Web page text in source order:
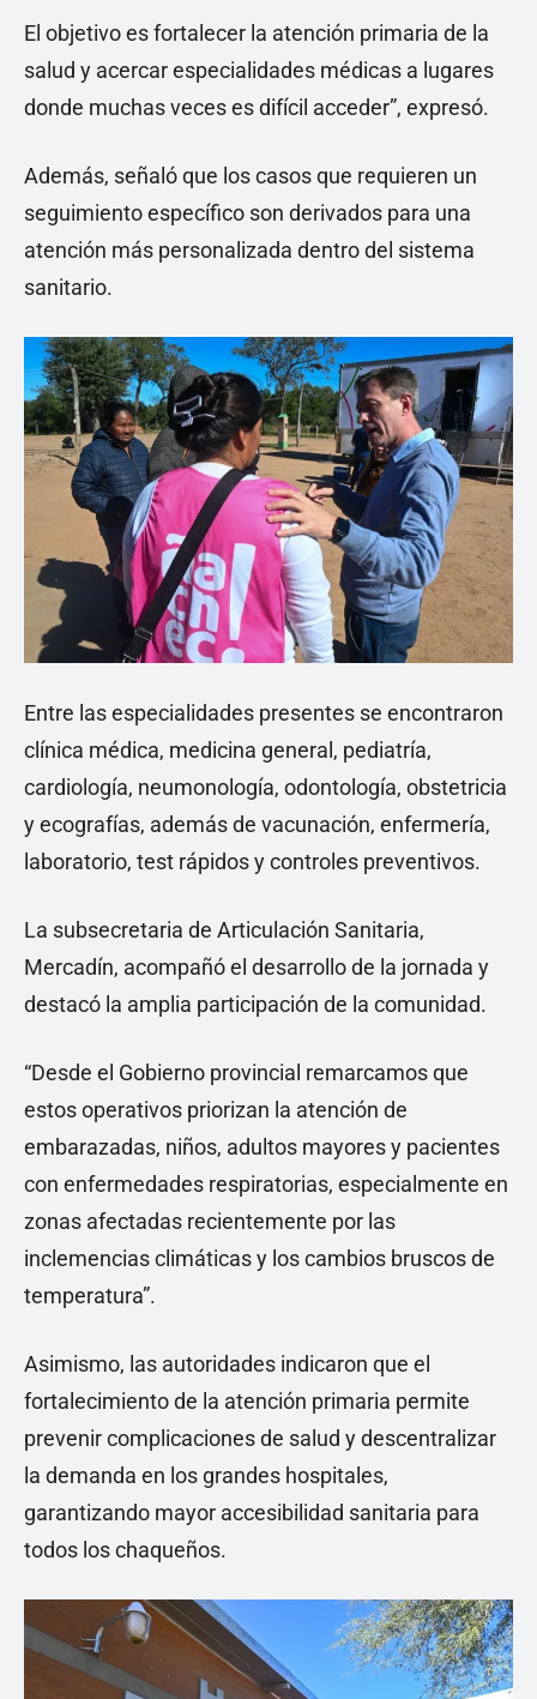
El objetivo es fortalecer la atención primaria de la
salud y acercar especialidades médicas a lugares
donde muchas veces es difícil acceder”, expresó.
Además, señaló que los casos que requieren un
seguimiento específico son derivados para una
atención más personalizada dentro del sistema
sanitario.
Entre las especialidades presentes se encontraron
clínica médica, medicina general, pediatría,
cardiología, neumonología, odontología, obstetricia
y ecografías, además de vacunación, enfermería,
laboratorio, test rápidos y controles preventivos.
La subsecretaria de Articulación Sanitaria,
Mercadín, acompañó el desarrollo de la jornada y
destacó la amplia participación de la comunidad.
“Desde el Gobierno provincial remarcamos que
estos operativos priorizan la atención de
embarazadas, niños, adultos mayores y pacientes
con enfermedades respiratorias, especialmente en
zonas afectadas recientemente por las
inclemencias climáticas y los cambios bruscos de
temperatura”.
Asimismo, las autoridades indicaron que el
fortalecimiento de la atención primaria permite
prevenir complicaciones de salud y descentralizar
la demanda en los grandes hospitales,
garantizando mayor accesibilidad sanitaria para
todos los chaqueños.